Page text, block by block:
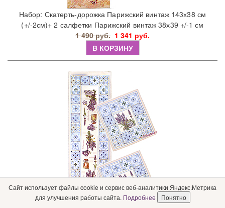
Набор: Скатерть-дорожка Парижский винтаж 143х38 см
(+/-2см)+ 2 салфетки Парижский винтаж 38х39 +/-1 см
1 490 руб. 1 341 руб.
В КОРЗИНУ
Сайт использует файлы cookie и сервис веб-аналитики Яндекс.Метрика
для улучшения работы сайта. Подробнее Понятно